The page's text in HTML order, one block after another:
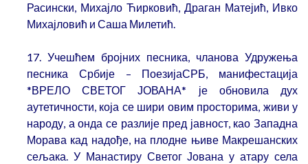
Расински, Михајло Ћирковић, Драган Матејић, Ивко
Михајловић и Саша Милетић.
17. Учешћем бројних песника, чланова Удружења
песника Србије – ПоезијаСРБ, манифестација
*ВРЕЛО СВЕТОГ ЈОВАНА* је обновила дух
аутетичности, која се шири овим просторима, живи у
народу, а онда се разлије пред јавност, као Западна
Морава кад надође, на плодне њиве Макрешанских
сељака. У Манастиру Светог Јована у атару села